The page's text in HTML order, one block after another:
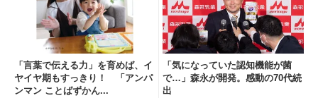
「言葉で伝える力」を育めば、イ
ヤイヤ期もすっきり！ 「アンパ
ンマン ことばずかん...
「気になっていた認知機能が菌
で…」森永が開発。感動の70代続
出